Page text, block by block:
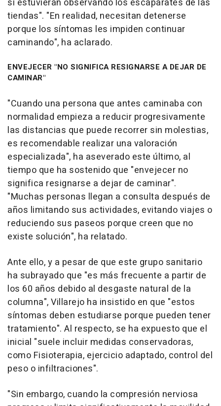
si estuvieran observando los escaparates de las
tiendas". "En realidad, necesitan detenerse
porque los síntomas les impiden continuar
caminando", ha aclarado.
ENVEJECER "NO SIGNIFICA RESIGNARSE A DEJAR DE
CAMINAR"
"Cuando una persona que antes caminaba con
normalidad empieza a reducir progresivamente
las distancias que puede recorrer sin molestias,
es recomendable realizar una valoración
especializada", ha aseverado este último, al
tiempo que ha sostenido que "envejecer no
significa resignarse a dejar de caminar".
"Muchas personas llegan a consulta después de
años limitando sus actividades, evitando viajes o
reduciendo sus paseos porque creen que no
existe solución", ha relatado.
Ante ello, y a pesar de que este grupo sanitario
ha subrayado que "es más frecuente a partir de
los 60 años debido al desgaste natural de la
columna", Villarejo ha insistido en que "estos
síntomas deben estudiarse porque pueden tener
tratamiento". Al respecto, se ha expuesto que el
inicial "suele incluir medidas conservadoras,
como Fisioterapia, ejercicio adaptado, control del
peso o infiltraciones".
"Sin embargo, cuando la compresión nerviosa